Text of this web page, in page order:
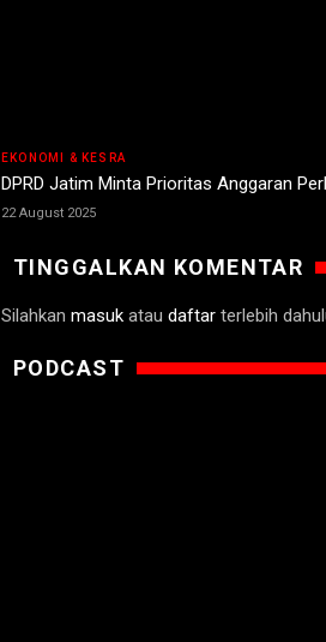
EKONOMI & KESRA
DPRD Jatim Minta Prioritas Anggaran
22 August 2025
TINGGALKAN KOMENTAR
Silahkan masuk atau daftar terlebih
PODCAST